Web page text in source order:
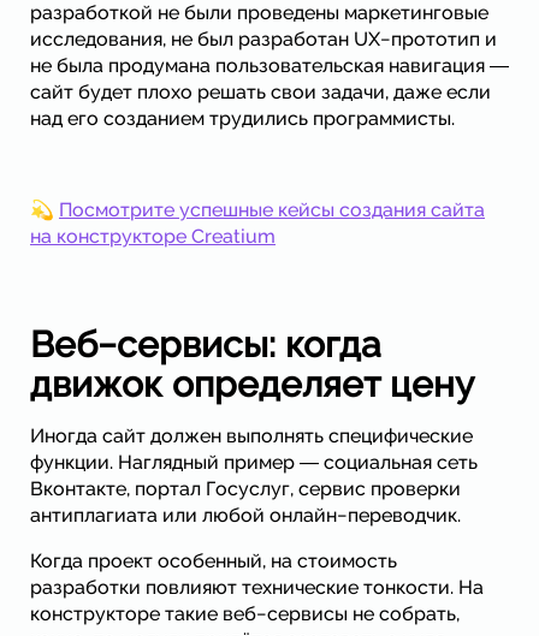
разработкой не были проведены маркетинговые
исследования, не был разработан UX−прототип и
не была продумана пользовательская навигация ―
сайт будет плохо решать свои задачи, даже если
над его созданием трудились программисты.
💫 Посмотрите успешные кейсы создания сайта
на конструкторе Creatium
Веб−сервисы: когда
движок определяет цену
Иногда сайт должен выполнять специфические
функции. Наглядный пример ― социальная сеть
Вконтакте, портал Госуслуг, сервис проверки
антиплагиата или любой онлайн−переводчик.
Когда проект особенный, на стоимость
разработки повлияют технические тонкости. На
конструкторе такие веб−сервисы не собрать,